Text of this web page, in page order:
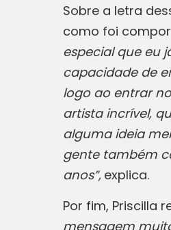
Sobre a letra
como foi compor
especial que eu
capacidade de
logo ao entrar
artista incrível,
alguma ideia
gente também
anos”, explica.
Por fim, Priscilla
mensagem